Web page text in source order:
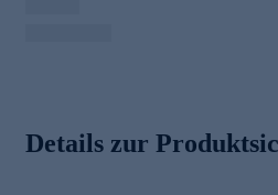
Details zur